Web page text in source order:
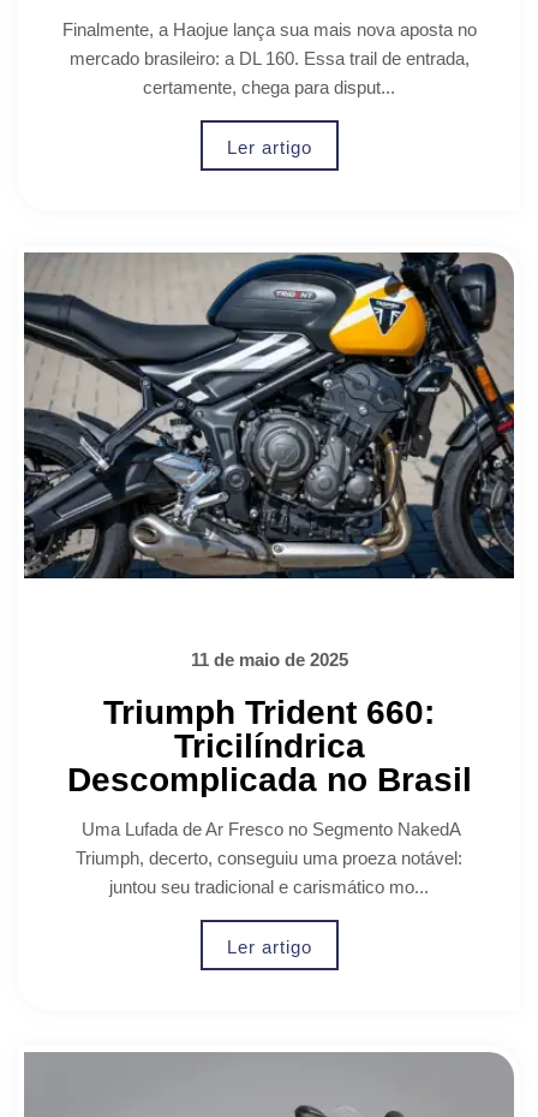
Finalmente, a Haojue lança sua mais nova aposta no
mercado brasileiro: a DL 160. Essa trail de entrada,
certamente, chega para disput...
Ler artigo
11 de maio de 2025
Triumph Trident 660:
Tricilíndrica
Descomplicada no Brasil
Uma Lufada de Ar Fresco no Segmento NakedA
Triumph, decerto, conseguiu uma proeza notável:
juntou seu tradicional e carismático mo...
Ler artigo